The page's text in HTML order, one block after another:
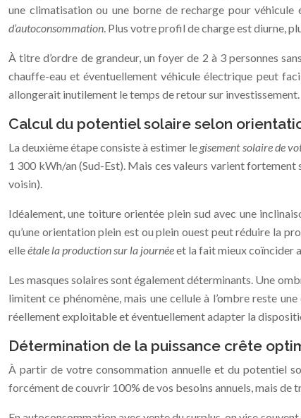
une climatisation ou une borne de recharge pour
d’autoconsommation. Plus votre profil de charge est diurne,
À titre d’ordre de grandeur, un foyer de 2 à 3 personnes
chauffe-eau et éventuellement véhicule électrique peut
allongerait inutilement le temps de retour sur investissement.
Calcul du potentiel solaire selon
La deuxième étape consiste à estimer le gisement solaire de
1 300 kWh/an (Sud-Est). Mais ces valeurs varient fortement
voisin).
Idéalement, une toiture orientée plein sud avec une
qu’une orientation plein est ou plein ouest peut réduire la
elleétale la production sur la journéeet la fait mieux coïncider
Les masques solaires sont également déterminants. Une
limitent ce phénomène, mais une cellule à l’ombre reste
réellement exploitable et éventuellement adapter la
Détermination de la puissance crête
À partir de votre consommation annuelle et du potentiel
forcément de couvrir 100% de vos besoins annuels, mais